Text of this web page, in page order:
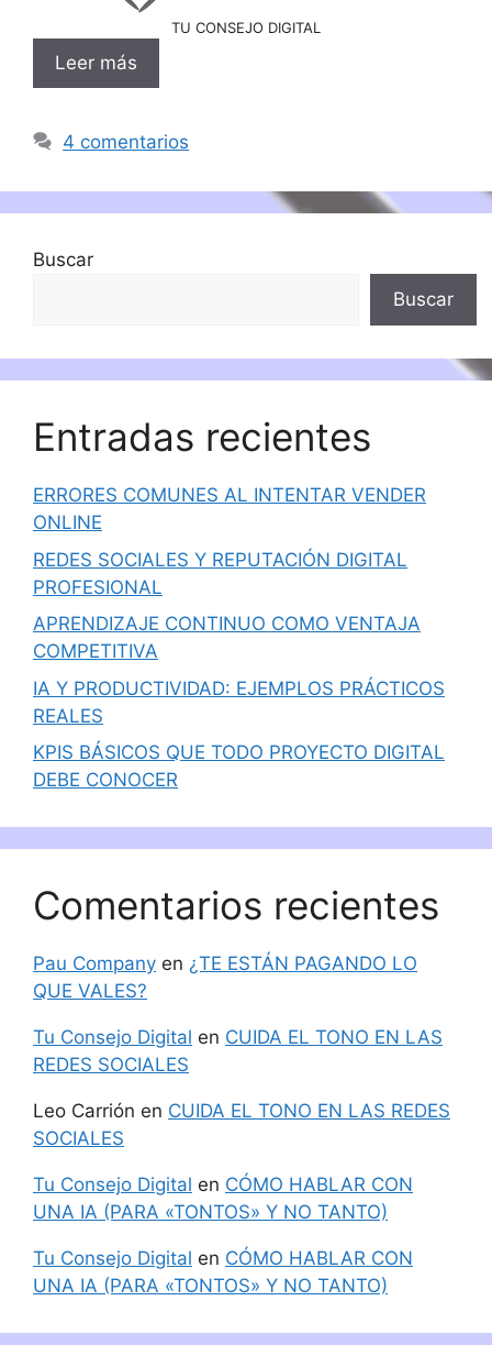
TU CONSEJO DIGITAL
Leer más
4 comentarios
Buscar
Buscar
Entradas recientes
ERRORES COMUNES AL INTENTAR VENDER
ONLINE
REDES SOCIALES Y REPUTACIÓN DIGITAL
PROFESIONAL
APRENDIZAJE CONTINUO COMO VENTAJA
COMPETITIVA
IA Y PRODUCTIVIDAD: EJEMPLOS PRÁCTICOS
REALES
KPIS BÁSICOS QUE TODO PROYECTO DIGITAL
DEBE CONOCER
Comentarios recientes
Pau Company en ¿TE ESTÁN PAGANDO LO
QUE VALES?
Tu Consejo Digital en CUIDA EL TONO EN LAS
REDES SOCIALES
Leo Carrión en CUIDA EL TONO EN LAS REDES
SOCIALES
Tu Consejo Digital en CÓMO HABLAR CON
UNA IA (PARA «TONTOS» Y NO TANTO)
Tu Consejo Digital en CÓMO HABLAR CON
UNA IA (PARA «TONTOS» Y NO TANTO)